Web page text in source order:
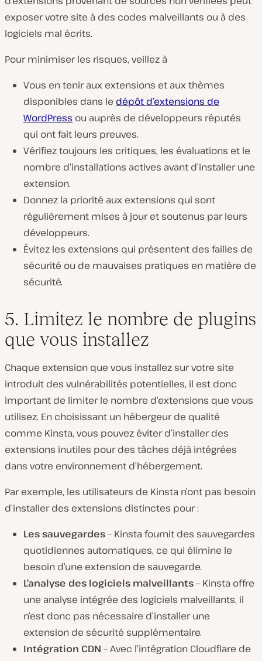
exposer votre site à des codes malveillants ou à des
logiciels mal écrits.
Pour minimiser les risques, veillez à
Vous en tenir aux extensions et aux thèmes
disponibles dans le dépôt d’extensions de
WordPress ou auprès de développeurs réputés
qui ont fait leurs preuves.
Vérifiez toujours les critiques, les évaluations et le
nombre d’installations actives avant d’installer une
extension.
Donnez la priorité aux extensions qui sont
régulièrement mises à jour et soutenus par leurs
développeurs.
Évitez les extensions qui présentent des failles de
sécurité ou de mauvaises pratiques en matière de
sécurité.
5. Limitez le nombre de plugins
que vous installez
Chaque extension que vous installez sur votre site
introduit des vulnérabilités potentielles, il est donc
important de limiter le nombre d’extensions que vous
utilisez. En choisissant un hébergeur de qualité
comme Kinsta, vous pouvez éviter d’installer des
extensions inutiles pour des tâches déjà intégrées
dans votre environnement d’hébergement.
Par exemple, les utilisateurs de Kinsta n’ont pas besoin
d’installer des extensions distinctes pour :
Les sauvegardes– Kinsta fournit des sauvegardes
quotidiennes automatiques, ce qui élimine le
besoin d’une extension de sauvegarde.
L’analyse des logiciels malveillants– Kinsta offre
une analyse intégrée des logiciels malveillants, il
n’est donc pas nécessaire d’installer une
extension de sécurité supplémentaire.
Intégration CDN – Avec l’intégration Cloudflare de